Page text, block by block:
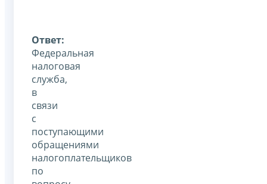
Ответ:
Федеральная
налоговая
служба,
в
связи
с
поступающими
обращениями
налогоплательщиков
по